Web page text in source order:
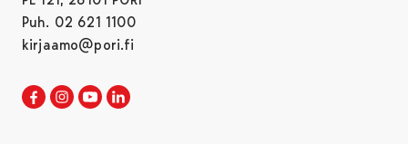
Puh. 02 621 1100
kirjaamo@pori.fi
Porin kaupunki Facebookissa
Avautuu uudessa välilehdessä
Porin kaupunki Instagramissa
Avautuu uudessa välilehdessä
Porin kaupunki Youtubessa
Avautuu uudessa välilehdessä